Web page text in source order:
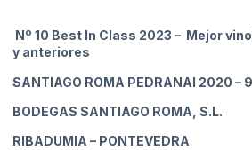
Nº 10 Best In Class 2023 – Mejor
y anteriores
SANTIAGO ROMA PEDRANAI 2020 –
BODEGAS SANTIAGO ROMA, S.L.
RIBADUMIA – PONTEVEDRA